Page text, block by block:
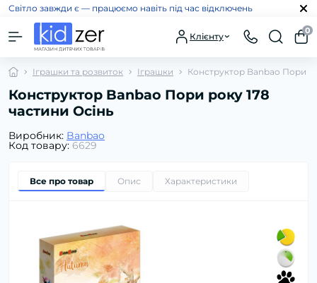
Світло завжди є — працюємо навіть під час відключень
Клієнту
0
Іграшки та розвиток Іграшки Конструктор Banbao Пори
Конструктор Banbao Пори року 178
частини Осінь
Виробник: Banbao
Код товару: 6629
Все про товар Опис Характеристики